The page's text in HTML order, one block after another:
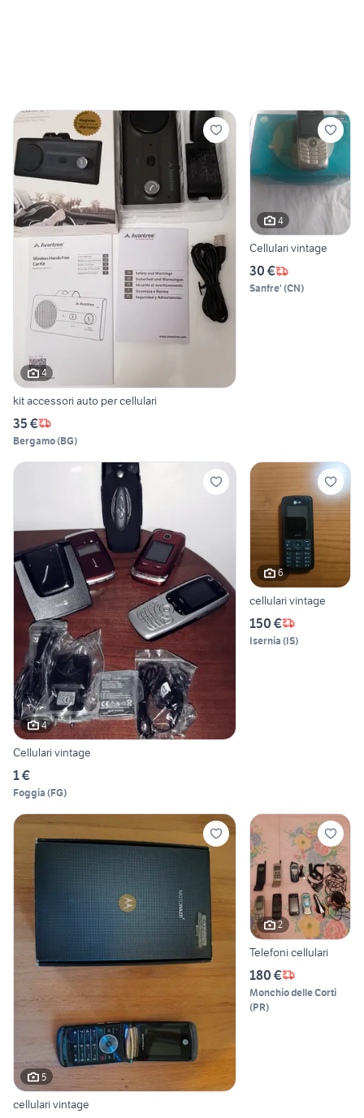
4
kit accessori auto per cellulari
35 €
Bergamo(BG)
4
Cellulari vintage
30 €
Sanfre' (CN)
4
Cellulari vintage
1 €
Foggia (FG)
6
cellulari vintage
150 €
Isernia (IS)
5
cellulari vintage
2
Telefoni cellulari
180 €
Monchio delle Corti
(PR)